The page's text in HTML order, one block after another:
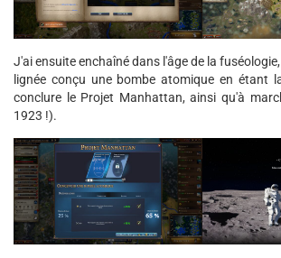
J'ai ensuite enchaîné dans l'âge de la
lignée conçu une bombe atomique en étant
conclure le Projet Manhattan, ainsi qu'à
1923 !).